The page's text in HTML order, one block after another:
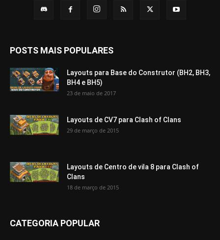
POSTS MAIS POPULARES
Layouts para Base do Construtor (BH2, BH3,
BH4 e BH5)
23 de maio de 2017
Layouts de CV7 para Clash of Clans
29 de março de 2015
Layouts de Centro de vila 8 para Clash of
Clans
18 de março de 2015
CATEGORIA POPULAR